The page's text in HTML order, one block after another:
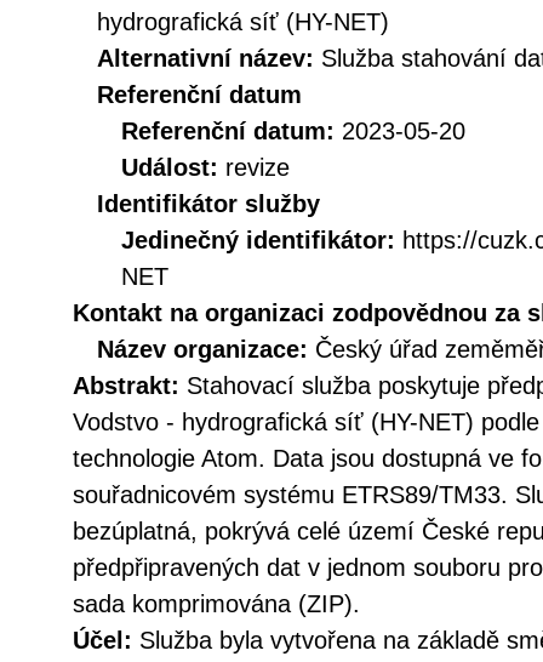
hydrografická síť (HY-NET)
Alternativní název: Služba stahování
Referenční datum
Referenční datum: 2023-05-20
Událost: revize
Identifikátor služby
Jedinečný identifikátor: https://
NET
Kontakt na organizaci zodpovědnou za
Název organizace: Český úřad
Abstrakt: Stahovací služba poskytuje
Vodstvo - hydrografická síť (HY-NET)
technologie Atom. Data jsou dostupná ve
souřadnicovém systému ETRS89/TM33.
bezúplatná, pokrývá celé území České
předpřipravených dat v jednom souboru
sada komprimována (ZIP).
Účel: Služba byla vytvořena na základě